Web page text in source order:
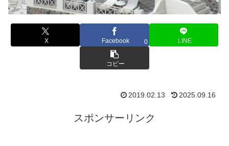
X Facebook 0 LINE
コピー
2019.02.13 2025.09.16
スポンサーリンク